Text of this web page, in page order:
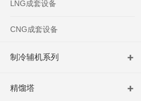
LNG成套设备
CNG成套设备
制冷辅机系列
精馏塔